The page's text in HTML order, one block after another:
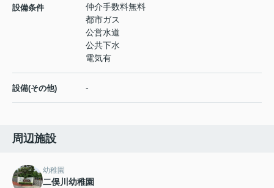
設備条件
仲介手数料無料
都市ガス
公営水道
公共下水
電気有
設備(その他) -
周辺施設
幼稚園
二俣川幼稚園